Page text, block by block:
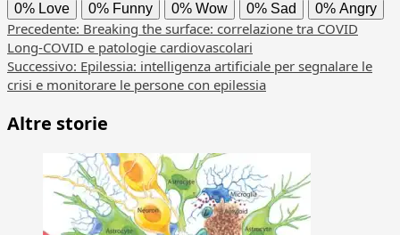
0% Love 0% Funny 0% Wow 0% Sad 0% Angry
Navigazione
articolo
Precedente: Breaking the surface: correlazione tra COVID
Long-COVID e patologie cardiovascolari
Successivo: Epilessia: intelligenza artificiale per segnalare le
crisi e monitorare le persone con epilessia
Altre storie